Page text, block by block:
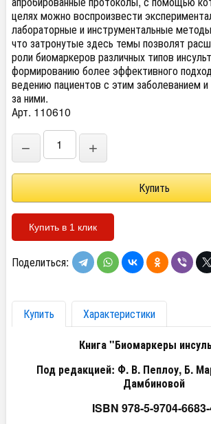
целях можно воспроизвести
лабораторные и инструментальные
что затронутые здесь темы позволят
роли биомаркеров различных типов
формированию более эффективного
ведению пациентов с этим заболеванием
за ними.
Арт. 110610
− +
Купить в 1 клик
Поделиться:
Купить
Характеристики
Книга "Биомаркеры
Под редакцией: Ф. В. Пеплоу, Б.
Дамбиновой
ISBN 978-5-9704-